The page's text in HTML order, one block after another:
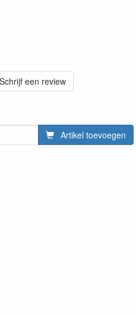
Schrijf een review
Artikel toevoegen